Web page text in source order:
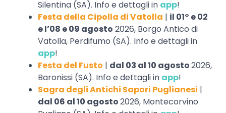
Silentina (SA). Info e dettagli in app!
Festa della Cipolla di Vatolla | il 01° e 02
e l’08 e 09 agosto 2026, Borgo Antico di
Vatolla, Perdifumo (SA). Info e dettagli in
app!
Festa del Fusto | dal 03 al 10 agosto2026,
Baronissi (SA). Info e dettagli in app!
Sagra degli Antichi Sapori Puglianesi |
dal 06 al 10 agosto2026, Montecorvino